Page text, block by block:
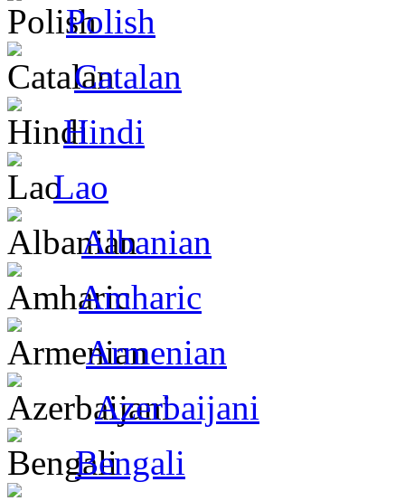
Polish
Catalan
Hindi
Lao
Albanian
Amharic
Armenian
Azerbaijani
Bengali